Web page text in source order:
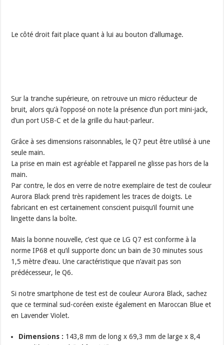
Le côté droit fait place quant à lui au bouton d’allumage.
Sur la tranche supérieure, on retrouve un micro réducteur de
bruit, alors qu’à l’opposé on note la présence d’un port mini-jack,
d’un port USB-C et de la grille du haut-parleur.
Grâce à ses dimensions raisonnables, le Q7 peut être utilisé à une
seule main.
La prise en main est agréable et l’appareil ne glisse pas hors de la
main.
Par contre, le dos en verre de notre exemplaire de test de couleur
Aurora Black prend très rapidement les traces de doigts. Le
fabricant en est certainement conscient puisqu’il fournit une
lingette dans la boîte.
Mais la bonne nouvelle, c’est que ce LG Q7 est conforme à la
norme IP68 et qu’il supporte donc un bain de 30 minutes sous
1,5 mètre d’eau. Une caractéristique que n’avait pas son
prédécesseur, le Q6.
Si notre smartphone de test est de couleur Aurora Black, sachez
que ce terminal sud-coréen existe également en Maroccan Blue et
en Lavender Violet.
Dimensions : 143,8 mm de long x 69,3 mm de large x 8,4